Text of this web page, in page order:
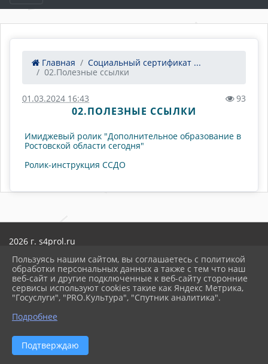
Главная
Социальный сертификат ...
02.Полезные ссылки
01.03.2024 16:43 93
02.ПОЛЕЗНЫЕ ССЫЛКИ
Имиджевый ролик "Дополнительное образование в
Ростовской области сегодня"
Ролик-инструкция ССДО
2026 г. s4prol.ru
Карта сайта
Политика обработки персональных данных
Сделано на KubCMS
Разработка и поддержка
Пользуясь нашим сайтом, вы соглашаетесь с политикой
обработки персональных данных а также с тем что наш
веб-сайт и другие подключенные к веб-сайту сторонние
сервисы используют cookies такие как Яндекс Метрика,
"Госуслуги", "PRO.Культура", "Спутник аналитика".
Подробнее
Подтверждаю